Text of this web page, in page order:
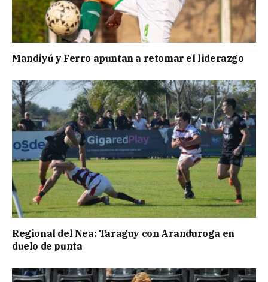
Mandiyú y Ferro apuntan a retomar el liderazgo
Regional del Nea: Taraguy con Aranduroga en
duelo de punta